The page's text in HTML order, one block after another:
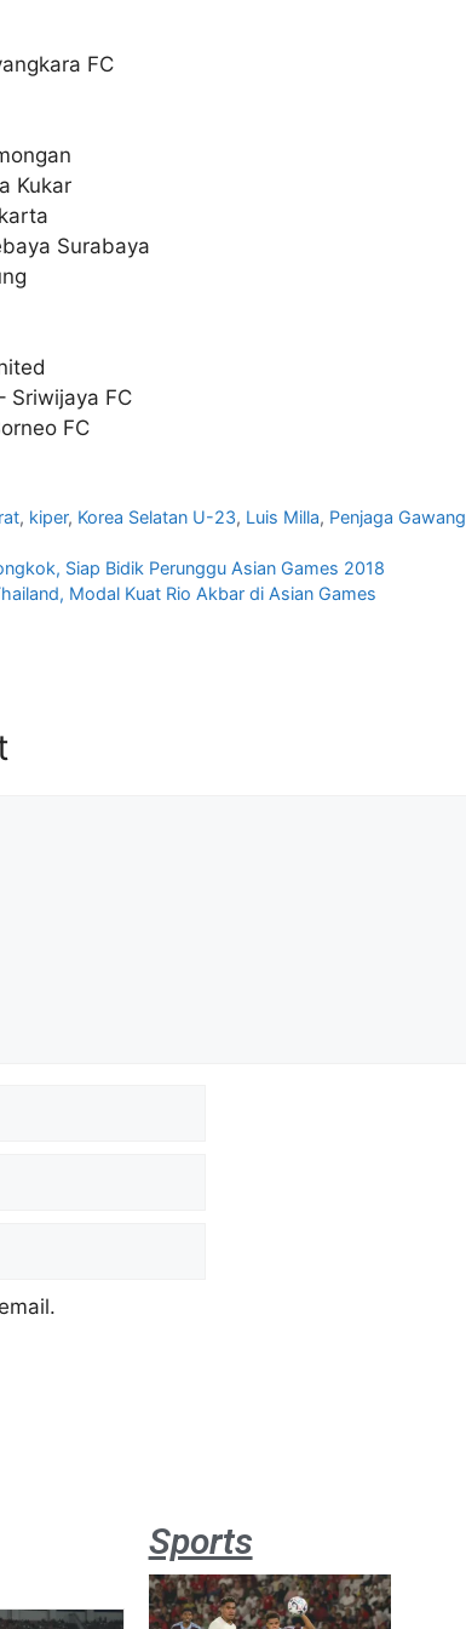
FC
Kukar
Surabaya
Sriwijaya FC
FC
, kiper, Korea Selatan U-23, Luis Milla, Penjaga Gawang
Siap Bidik Perunggu Asian Games 2018
Modal Kuat Rio Akbar di Asian Games
Sports